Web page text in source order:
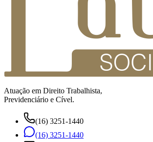
Atuação em Direito Trabalhista,
Previdenciário e Cível.
(16) 3251-1440
(16) 3251-1440